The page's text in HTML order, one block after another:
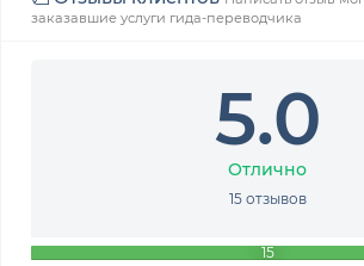
заказавшие услуги гида-переводчика
5.0
Отлично
15 отзывов
15